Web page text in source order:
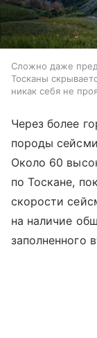
Сложно даже
Тосканы
никак себя не
Через более
породы
Около 60
по Тоскане,
скорости
на наличие
заполненного